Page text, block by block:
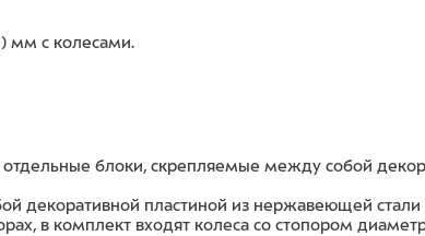
мм с колесами.
отдельные блоки, скрепляемые между собой
декоративной пластиной из нержавеющей стали
в комплект входят колеса со стопором